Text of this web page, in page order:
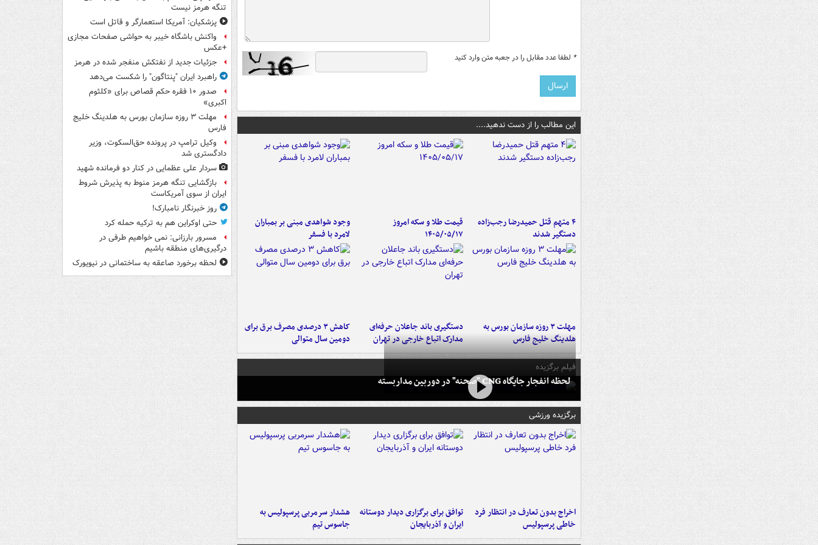
* لطفا عدد مقابل را در جعبه متن وارد کنید
این مطالب را از دست ندهید....
۴ متهم قتل حمیدرضا رجب‌زاده
دستگیر شدند
قیمت طلا و سکه امروز
۱۴۰۵/۰۵/۱۷
وجود شواهدی مبنی بر بمباران
لامرد با فسفر
مهلت ۳ روزه سازمان بورس به
هلدینگ خلیج فارس
دستگیری باند جاعلان حرفه‌ای
مدارک اتباع خارجی در تهران
کاهش ۳ درصدی مصرف برق برای
دومین سال متوالی
فیلم برگزیده
لحظه انفجار جایگاه CNG "صحنه" در دوربین مداربسته
برگزیده ورزشی
اخراج بدون تعارف در انتظار فرد
خاطی پرسپولیس
توافق برای برگزاری دیدار دوستانه
ایران و آذربایجان
هشدار سرمربی پرسپولیس به
جاسوس تیم
تنگه هرمز نیست
پزشکیان: آمریکا استعمارگر و قاتل است
واکنش باشگاه خیبر به حواشی صفحات مجازی
+عکس
جزئیات جدید از نفتکش منفجر شده در هرمز
راهبرد ایران "پنتاگون" را شکست می‌دهد
صدور ۱۰ فقره حکم قصاص برای «کلثوم
اکبری»
مهلت ۳ روزه سازمان بورس به هلدینگ خلیج
فارس
وکیل ترامپ در پرونده حق‌السکوت، وزیر
دادگستری شد
سردار علی عظمایی در کنار دو فرمانده شهید
بازگشایی تنگه هرمز منوط به پذیرش شروط
ایران از سوی آمریکاست
روز خبرنگار نامبارک!
حتی اوکراین هم به ترکیه حمله کرد
مسرور بارزانی: نمی خواهیم طرفی در
درگیری‌های منطقه باشیم
لحظه برخورد صاعقه به ساختمانی در نیویورک